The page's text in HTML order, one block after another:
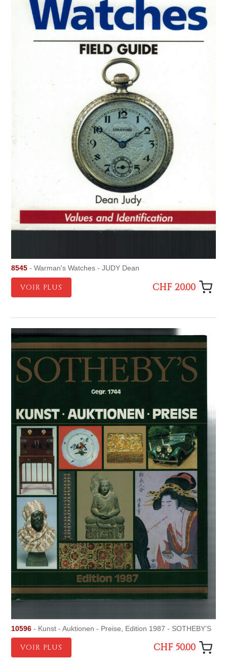
8545 - Warman's Watches - JUDY Dean
VOIR PLUS CHF 20.00
10596 - Kunst - Auktionen - Preise, Edition 1987 - SOTHEBY’S
VOIR PLUS CHF 50.00